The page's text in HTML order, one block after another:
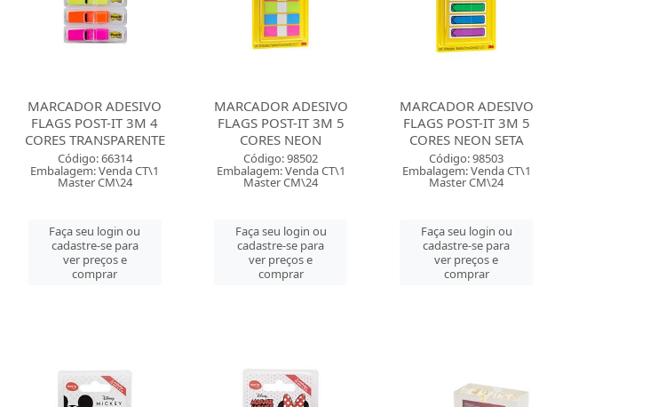
MARCADOR ADESIVO
FLAGS POST-IT 3M 4
CORES TRANSPARENTE
Código: 66314
Embalagem: Venda CT\1
Master CM\24
Faça seu login ou
cadastre-se para
ver preços e
comprar
MARCADOR ADESIVO
FLAGS POST-IT 3M 5
CORES NEON
Código: 98502
Embalagem: Venda CT\1
Master CM\24
Faça seu login ou
cadastre-se para
ver preços e
comprar
MARCADOR ADESIVO
FLAGS POST-IT 3M 5
CORES NEON SETA
Código: 98503
Embalagem: Venda CT\1
Master CM\24
Faça seu login ou
cadastre-se para
ver preços e
comprar